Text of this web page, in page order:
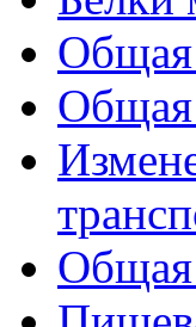
Общая
Общая
Общая